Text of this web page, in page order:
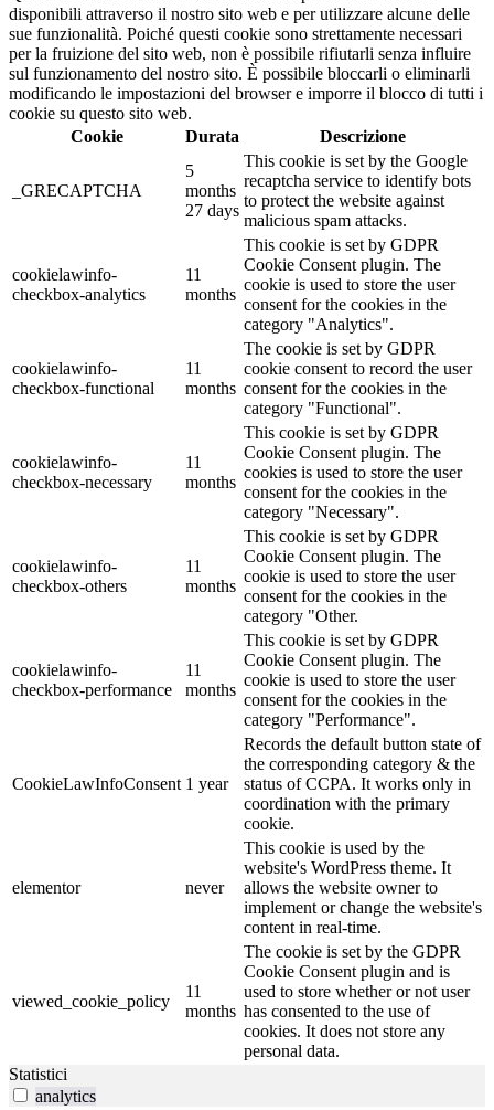
disponibili attraverso il nostro sito web e per utilizzare alcune delle
sue funzionalità. Poiché questi cookie sono strettamente necessari
per la fruizione del sito web, non è possibile rifiutarli senza influire
sul funzionamento del nostro sito. È possibile bloccarli o eliminarli
modificando le impostazioni del browser e imporre il blocco di tutti i
cookie su questo sito web.
Cookie
Durata Descrizione
_GRECAPTCHA
5
months
27 days
This cookie is set by the Google
recaptcha service to identify bots
to protect the website against
malicious spam attacks.
cookielawinfo-
checkbox-analytics
11
months
This cookie is set by GDPR
Cookie Consent plugin. The
cookie is used to store the user
consent for the cookies in the
category "Analytics".
cookielawinfo-
checkbox-functional
11
months
The cookie is set by GDPR
cookie consent to record the user
consent for the cookies in the
category "Functional".
cookielawinfo-
checkbox-necessary
11
months
This cookie is set by GDPR
Cookie Consent plugin. The
cookies is used to store the user
consent for the cookies in the
category "Necessary".
cookielawinfo-
checkbox-others
11
months
This cookie is set by GDPR
Cookie Consent plugin. The
cookie is used to store the user
consent for the cookies in the
category "Other.
cookielawinfo-
checkbox-performance
11
months
This cookie is set by GDPR
Cookie Consent plugin. The
cookie is used to store the user
consent for the cookies in the
category "Performance".
CookieLawInfoConsent 1 year
Records the default button state of
the corresponding category & the
status of CCPA. It works only in
coordination with the primary
cookie.
elementor never
This cookie is used by the
website's WordPress theme. It
allows the website owner to
implement or change the website's
content in real-time.
viewed_cookie_policy
11
months
The cookie is set by the GDPR
Cookie Consent plugin and is
used to store whether or not user
has consented to the use of
cookies. It does not store any
personal data.
Statistici
analytics